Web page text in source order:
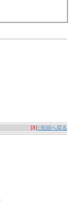
[8]↑先頭へ戻る